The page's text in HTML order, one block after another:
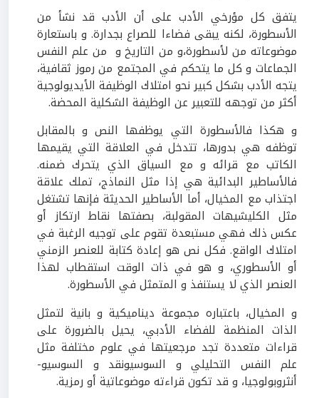
يتفق كل مؤرخي الأدب على أن الأدب قد نشأ من
الأسطورة، لكنه يبقى فضاءا للصراع بجدارة. و باستعارة
موضوعاته من لأسطورة،و من التاريخ و من علم النفس
الجماعات و كل ما يتحكم في المجتمع من رموز ثقافية،
يتجه الأدب بشكل كبير نحو امتلاك الوظيفة الأيديولوجية
أكثر من توجهه للتعبير عن الوظيفة الشكلية المحضة.
و هكذا فالأسطورة التي يوظفها النص و بالمقابل
توظفه هي بدورها، تتدخل في العلاقة التي يقيمها
الكاتب مع قرائه و مع السياق الذي يتحرك ضمنه.
فالأساطير البدائية هي إذا مثل النماذج، تملك علاقة
اجتذاب مع المخيال، أما الأساطير الحديثة فإنها تشتغل
مثل الكليشيهات المقولبة، بصفتها نقاط ارتكاز أو
عكس ذلك فهي مستبعدة تقوم على توجيه الرغبة في
امتلاك الواقع. فكل نص هو إعادة كتابة للعنصر الزمني
أو الأسطوري، و هو في ذات الوقت استقطاب لهذا
العنصر الذي لا يستنفذ و المتمثل في الأسطورة.
و المخيال، باعتباره مجموعة ديناميكية و بانية لتمثل
الذات المنظمة للفضاء الأدبي، يحيل بالضرورة على
قراءات متعددة تجد مرجعيتها في علوم مختلفة مثل
علم النفس التحليلي و السوسيونقد و السوسيو-
أنثروبولوجيا، و قد تكون قراءته موضوعاتية أو رمزية.